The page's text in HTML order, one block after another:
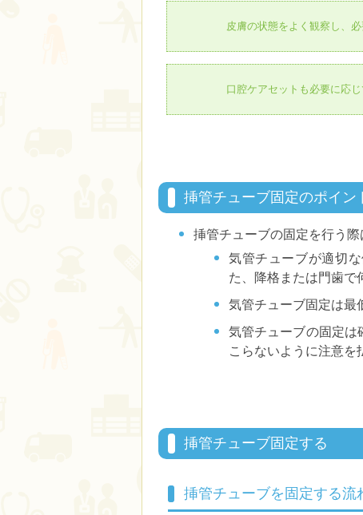
皮膚の状態をよく観察し、
口腔ケアセットも必要に応
挿管チューブ固定のポイン
挿管チューブの固定を行う
気管チューブが適切
た、降格または門歯で
気管チューブ固定は最
気管チューブの固定は
こらないように注意を
挿管チューブ固定する
挿管チューブを固定する流